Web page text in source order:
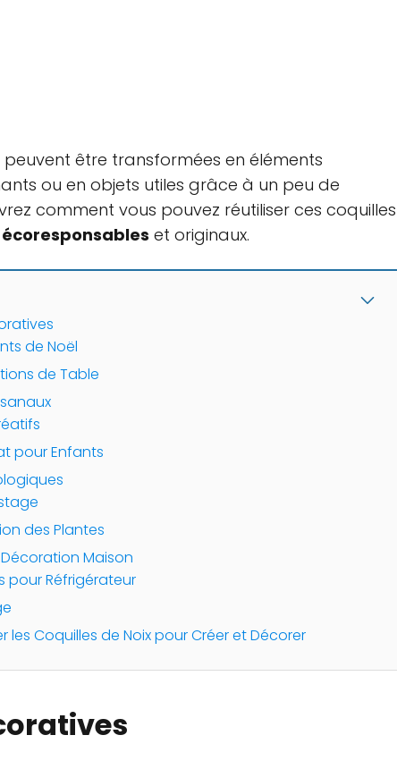
être transformées en éléments
ou en objets utiles grâce à un peu de
comment vous pouvez réutiliser ces coquilles
écoresponsables et originaux.
de Noël
de Table
pour Enfants
des Plantes
Maison
pour Réfrigérateur
les Coquilles de Noix pour Créer et Décorer